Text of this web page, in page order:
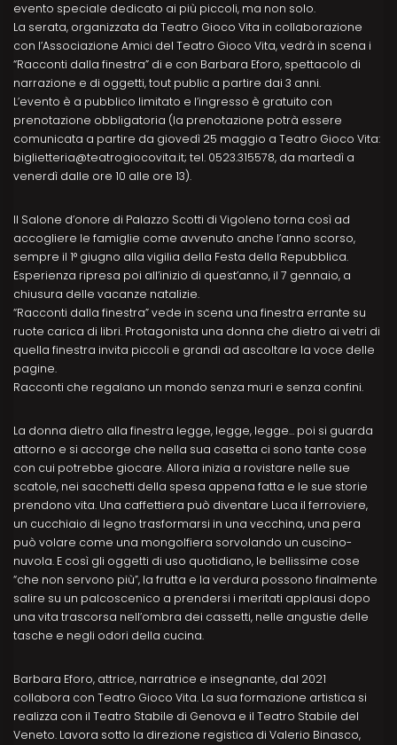
evento speciale dedicato ai più piccoli, ma non solo.
La serata, organizzata da Teatro Gioco Vita in collaborazione
con l’Associazione Amici del Teatro Gioco Vita, vedrà in scena i
“Racconti dalla finestra” di e con Barbara Eforo, spettacolo di
narrazione e di oggetti, tout public a partire dai 3 anni.
L’evento è a pubblico limitato e l’ingresso è gratuito con
prenotazione obbligatoria (la prenotazione potrà essere
comunicata a partire da giovedì 25 maggio a Teatro Gioco Vita:
biglietteria@teatrogiocovita.it; tel. 0523.315578, da martedì a
venerdì dalle ore 10 alle ore 13).
Il Salone d’onore di Palazzo Scotti di Vigoleno torna così ad
accogliere le famiglie come avvenuto anche l’anno scorso,
sempre il 1° giugno alla vigilia della Festa della Repubblica.
Esperienza ripresa poi all’inizio di quest’anno, il 7 gennaio, a
chiusura delle vacanze natalizie.
“Racconti dalla finestra” vede in scena una finestra errante su
ruote carica di libri. Protagonista una donna che dietro ai vetri di
quella finestra invita piccoli e grandi ad ascoltare la voce delle
pagine.
Racconti che regalano un mondo senza muri e senza confini.
La donna dietro alla finestra legge, legge, legge… poi si guarda
attorno e si accorge che nella sua casetta ci sono tante cose
con cui potrebbe giocare. Allora inizia a rovistare nelle sue
scatole, nei sacchetti della spesa appena fatta e le sue storie
prendono vita. Una caffettiera può diventare Luca il ferroviere,
un cucchiaio di legno trasformarsi in una vecchina, una pera
può volare come una mongolfiera sorvolando un cuscino-
nuvola. E così gli oggetti di uso quotidiano, le bellissime cose
“che non servono più”, la frutta e la verdura possono finalmente
salire su un palcoscenico a prendersi i meritati applausi dopo
una vita trascorsa nell’ombra dei cassetti, nelle angustie delle
tasche e negli odori della cucina.
Barbara Eforo, attrice, narratrice e insegnante, dal 2021
collabora con Teatro Gioco Vita. La sua formazione artistica si
realizza con il Teatro Stabile di Genova e il Teatro Stabile del
Veneto. Lavora sotto la direzione registica di Valerio Binasco,